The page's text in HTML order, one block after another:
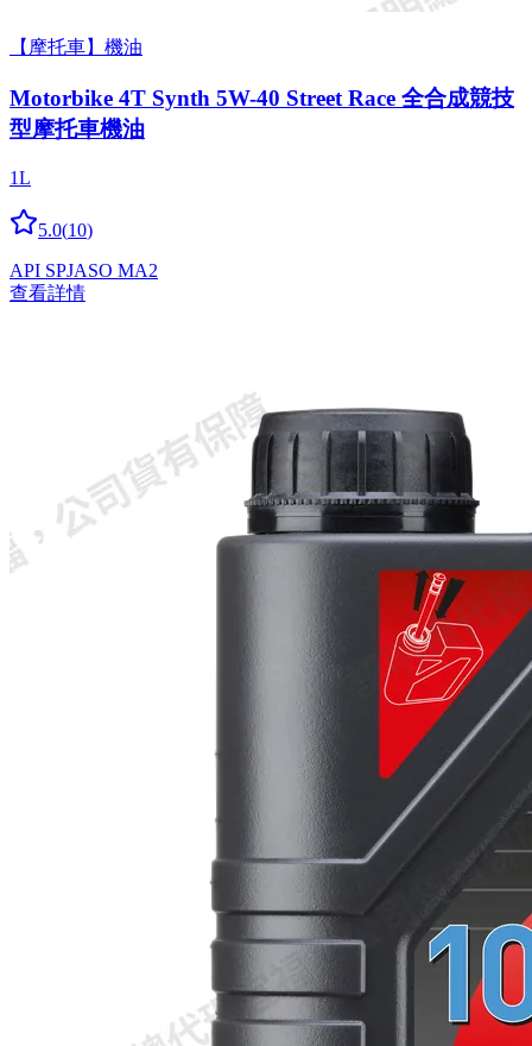
【摩托車】機油
Motorbike 4T Synth 5W-40 Street Race 全合成競技
型摩托車機油
1L
5.0(10)
API SPJASO MA2
查看詳情